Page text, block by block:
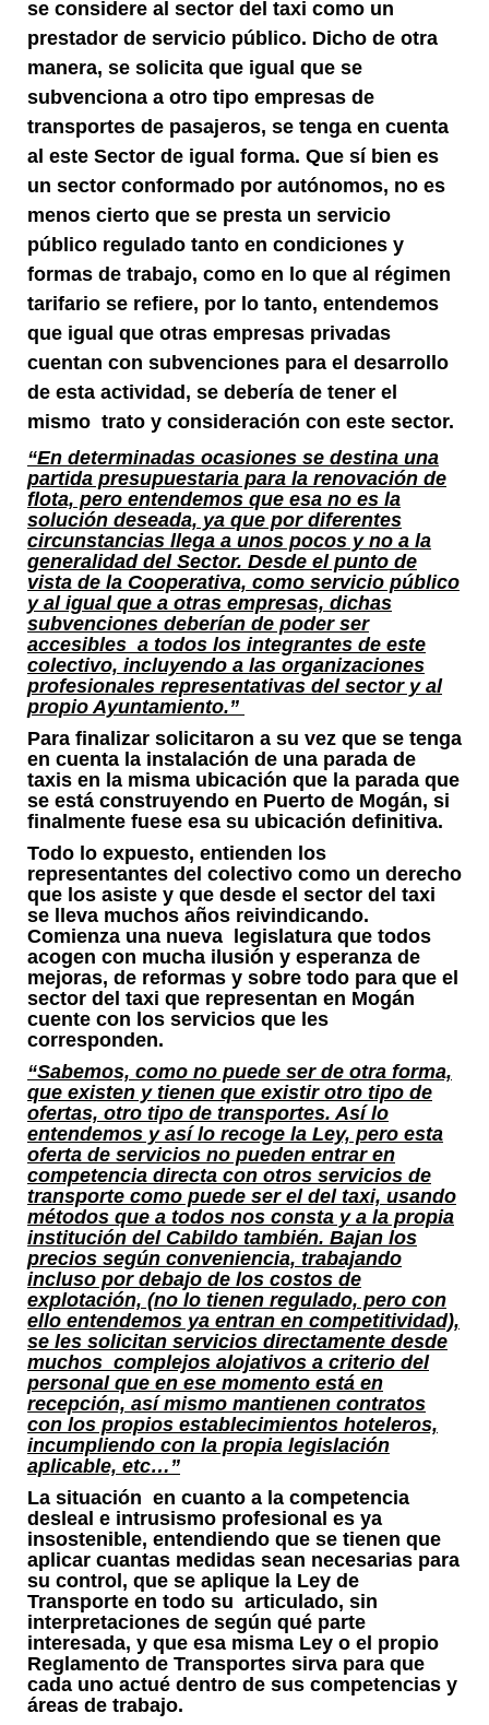
se considere al sector del taxi como un
prestador de servicio público. Dicho de otra
manera, se solicita que igual que se
subvenciona a otro tipo empresas de
transportes de pasajeros, se tenga en cuenta
al este Sector de igual forma. Que sí bien es
un sector conformado por autónomos, no es
menos cierto que se presta un servicio
público regulado tanto en condiciones y
formas de trabajo, como en lo que al régimen
tarifario se refiere, por lo tanto, entendemos
que igual que otras empresas privadas
cuentan con subvenciones para el desarrollo
de esta actividad, se debería de tener el
mismo trato y consideración con este sector.
“En determinadas ocasiones se destina una
partida presupuestaria para la renovación de
flota, pero entendemos que esa no es la
solución deseada, ya que por diferentes
circunstancias llega a unos pocos y no a la
generalidad del Sector. Desde el punto de
vista de la Cooperativa, como servicio público
y al igual que a otras empresas, dichas
subvenciones deberían de poder ser
accesibles a todos los integrantes de este
colectivo, incluyendo a las organizaciones
profesionales representativas del sector y al
propio Ayuntamiento.”
Para finalizar solicitaron a su vez que se tenga
en cuenta la instalación de una parada de
taxis en la misma ubicación que la parada que
se está construyendo en Puerto de Mogán, si
finalmente fuese esa su ubicación definitiva.
Todo lo expuesto, entienden los
representantes del colectivo como un derecho
que los asiste y que desde el sector del taxi
se lleva muchos años reivindicando.
Comienza una nueva legislatura que todos
acogen con mucha ilusión y esperanza de
mejoras, de reformas y sobre todo para que el
sector del taxi que representan en Mogán
cuente con los servicios que les
corresponden.
“Sabemos, como no puede ser de otra forma,
que existen y tienen que existir otro tipo de
ofertas, otro tipo de transportes. Así lo
entendemos y así lo recoge la Ley, pero esta
oferta de servicios no pueden entrar en
competencia directa con otros servicios de
transporte como puede ser el del taxi, usando
métodos que a todos nos consta y a la propia
institución del Cabildo también. Bajan los
precios según conveniencia, trabajando
incluso por debajo de los costos de
explotación, (no lo tienen regulado, pero con
ello entendemos ya entran en competitividad),
se les solicitan servicios directamente desde
muchos complejos alojativos a criterio del
personal que en ese momento está en
recepción, así mismo mantienen contratos
con los propios establecimientos hoteleros,
incumpliendo con la propia legislación
aplicable, etc…”
La situación en cuanto a la competencia
desleal e intrusismo profesional es ya
insostenible, entendiendo que se tienen que
aplicar cuantas medidas sean necesarias para
su control, que se aplique la Ley de
Transporte en todo su articulado, sin
interpretaciones de según qué parte
interesada, y que esa misma Ley o el propio
Reglamento de Transportes sirva para que
cada uno actué dentro de sus competencias y
áreas de trabajo.